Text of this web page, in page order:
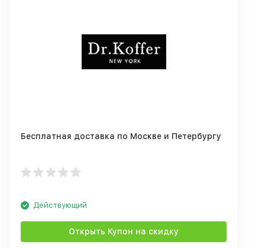
Бесплатная доставка по Москве и Петербургу
Действующий
Открыть Купон на скидку